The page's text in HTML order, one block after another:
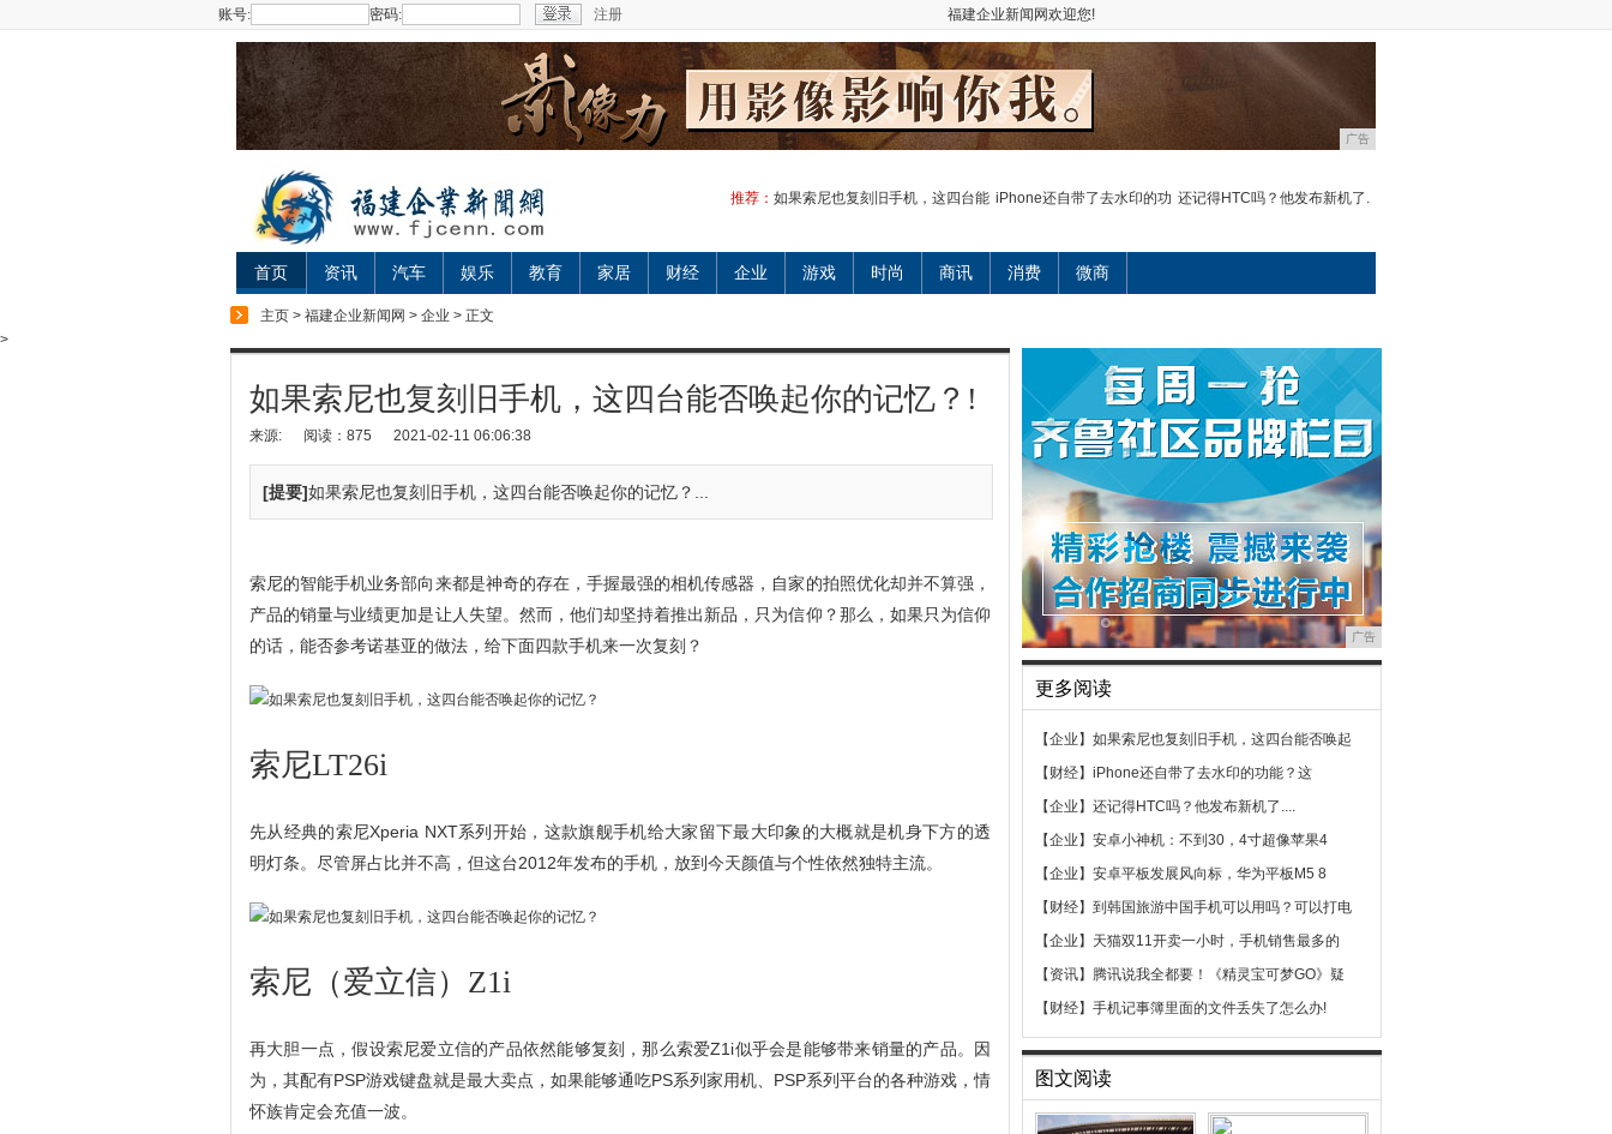
账号: 密码: 注册 福建企业新闻网欢迎您!
广告
推荐： 如果索尼也复刻旧手机，这四台能 iPhone还自带了去水印的功 还记得HTC吗？他发布新机了.
首页 资讯 汽车 娱乐 教育 家居 财经 企业 游戏 时尚 商讯 消费 微商
主页 > 福建企业新闻网 > 企业 > 正文
>
如果索尼也复刻旧手机，这四台能否唤起你的记忆？!
来源: 阅读：875 2021-02-11 06:06:38
[提要]如果索尼也复刻旧手机，这四台能否唤起你的记忆？...
索尼的智能手机业务部向来都是神奇的存在，手握最强的相机传感器，自家的拍照优化却并不算强，
产品的销量与业绩更加是让人失望。然而，他们却坚持着推出新品，只为信仰？那么，如果只为信仰
的话，能否参考诺基亚的做法，给下面四款手机来一次复刻？
索尼LT26i
先从经典的索尼Xperia NXT系列开始，这款旗舰手机给大家留下最大印象的大概就是机身下方的透
明灯条。尽管屏占比并不高，但这台2012年发布的手机，放到今天颜值与个性依然独特主流。
索尼（爱立信）Z1i
再大胆一点，假设索尼爱立信的产品依然能够复刻，那么索爱Z1i似乎会是能够带来销量的产品。因
为，其配有PSP游戏键盘就是最大卖点，如果能够通吃PS系列家用机、PSP系列平台的各种游戏，情
怀族肯定会充值一波。
广告
更多阅读
【企业】 如果索尼也复刻旧手机，这四台能否唤起
【财经】 iPhone还自带了去水印的功能？这
【企业】 还记得HTC吗？他发布新机了....
【企业】 安卓小神机：不到30，4寸超像苹果4
【企业】 安卓平板发展风向标，华为平板M5 8
【财经】 到韩国旅游中国手机可以用吗？可以打电
【企业】 天猫双11开卖一小时，手机销售最多的
【资讯】 腾讯说我全都要！《精灵宝可梦GO》疑
【财经】 手机记事簿里面的文件丢失了怎么办!
图文阅读